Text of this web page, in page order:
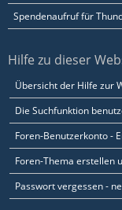
Spendenaufruf für
Hilfe zu dieser
Übersicht der Hilfe zur
Die Suchfunktion
Foren-Benutzerkonto -
Foren-Thema erstellen
Passwort vergessen -